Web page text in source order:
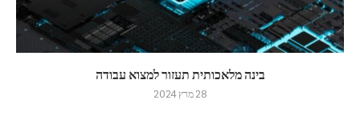
בינה מלאכותית תעזור למצוא עבודה
28 מרץ 2024